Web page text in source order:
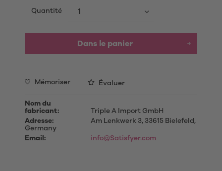
Quantité
Dans le panier
Mémoriser Évaluer
Nom du
fabricant:
Triple A Import GmbH
Adresse:
Am Lenkwerk 3, 33615 Bielefeld,
Germany
Email:
info@Satisfyer.com